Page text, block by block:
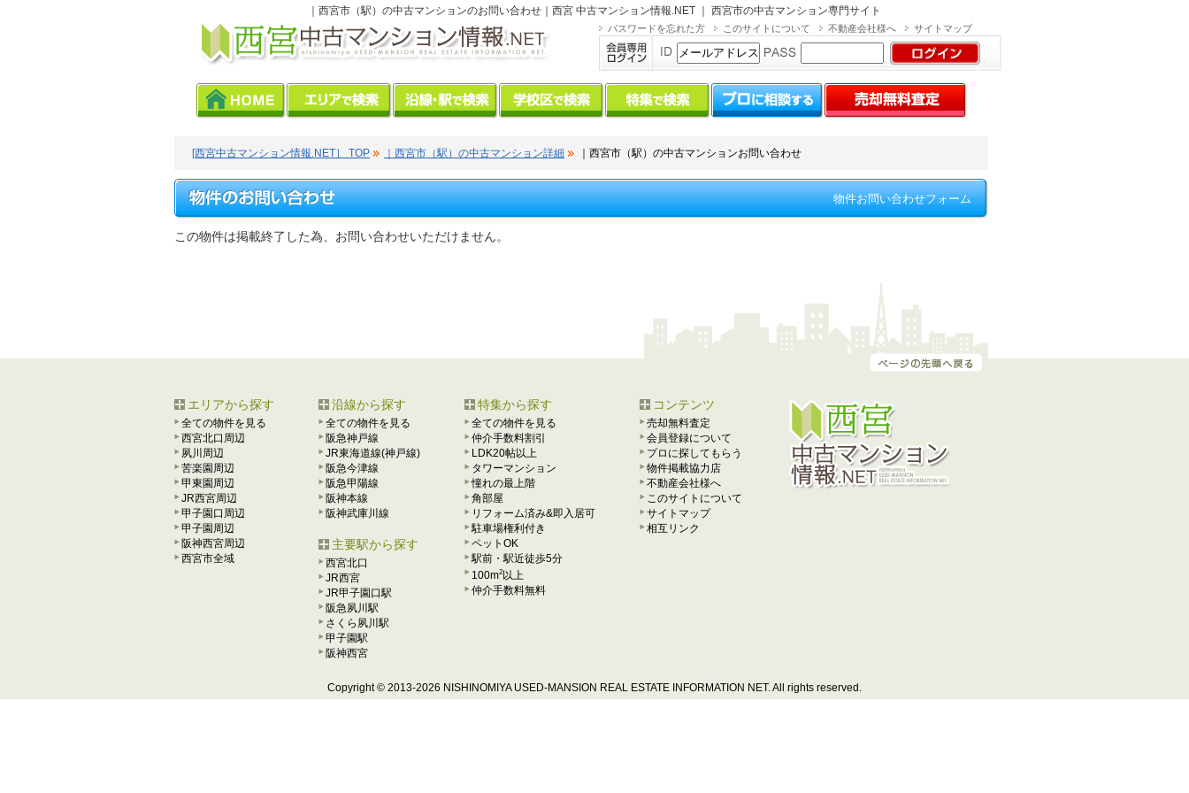
｜西宮市（駅）の中古マンションのお問い合わせ｜西宮 中古マンション情報.NET ｜ 西宮市の中古マンション専門サイト
パスワードを忘れた方 このサイトについて 不動産会社様へ サイトマップ
[西宮中古マンション情報.NET］ TOP ｜西宮市（駅）の中古マンション詳細 ｜西宮市（駅）の中古マンションお問い合わせ
物件お問い合わせフォーム
この物件は掲載終了した為、お問い合わせいただけません。
エリアから探す
全ての物件を見る
西宮北口周辺
夙川周辺
苦楽園周辺
甲東園周辺
JR西宮周辺
甲子園口周辺
甲子園周辺
阪神西宮周辺
西宮市全域
沿線から探す
全ての物件を見る
阪急神戸線
JR東海道線(神戸線)
阪急今津線
阪急甲陽線
阪神本線
阪神武庫川線
主要駅から探す
西宮北口
JR西宮
JR甲子園口駅
阪急夙川駅
さくら夙川駅
甲子園駅
阪神西宮
特集から探す
全ての物件を見る
仲介手数料割引
LDK20帖以上
タワーマンション
憧れの最上階
角部屋
リフォーム済み&即入居可
駐車場権利付き
ペットOK
駅前・駅近徒歩5分
100m2 以上
仲介手数料無料
コンテンツ
売却無料査定
会員登録について
プロに探してもらう
物件掲載協力店
不動産会社様へ
このサイトについて
サイトマップ
相互リンク
Copyright © 2013-2026 NISHINOMIYA USED-MANSION REAL ESTATE INFORMATION NET. All rights reserved.